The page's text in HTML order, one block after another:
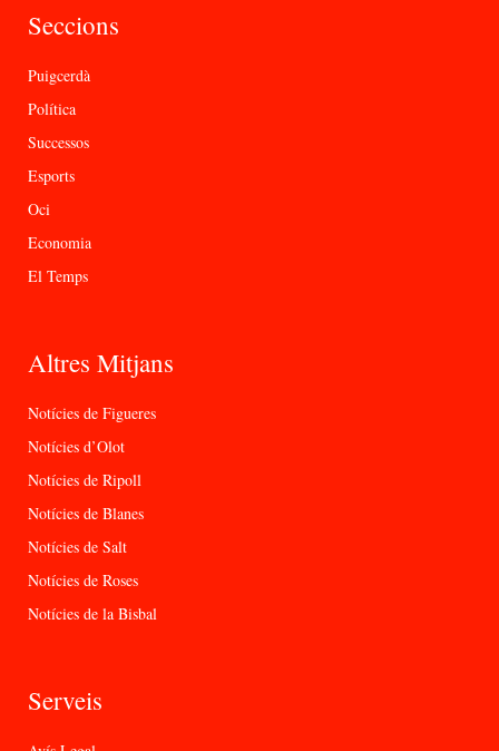
Seccions
Puigcerdà
Política
Successos
Esports
Oci
Economia
El Temps
Altres Mitjans
Notícies de Figueres
Notícies d’Olot
Notícies de Ripoll
Notícies de Blanes
Notícies de Salt
Notícies de Roses
Notícies de la Bisbal
Serveis